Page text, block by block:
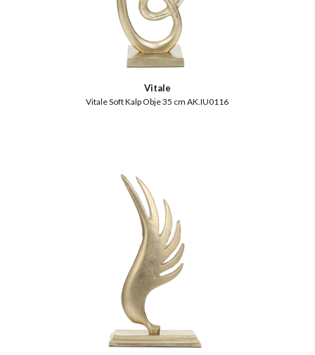
Vitale
Vitale Soft Kalp Obje 35 cm AK.IU0116